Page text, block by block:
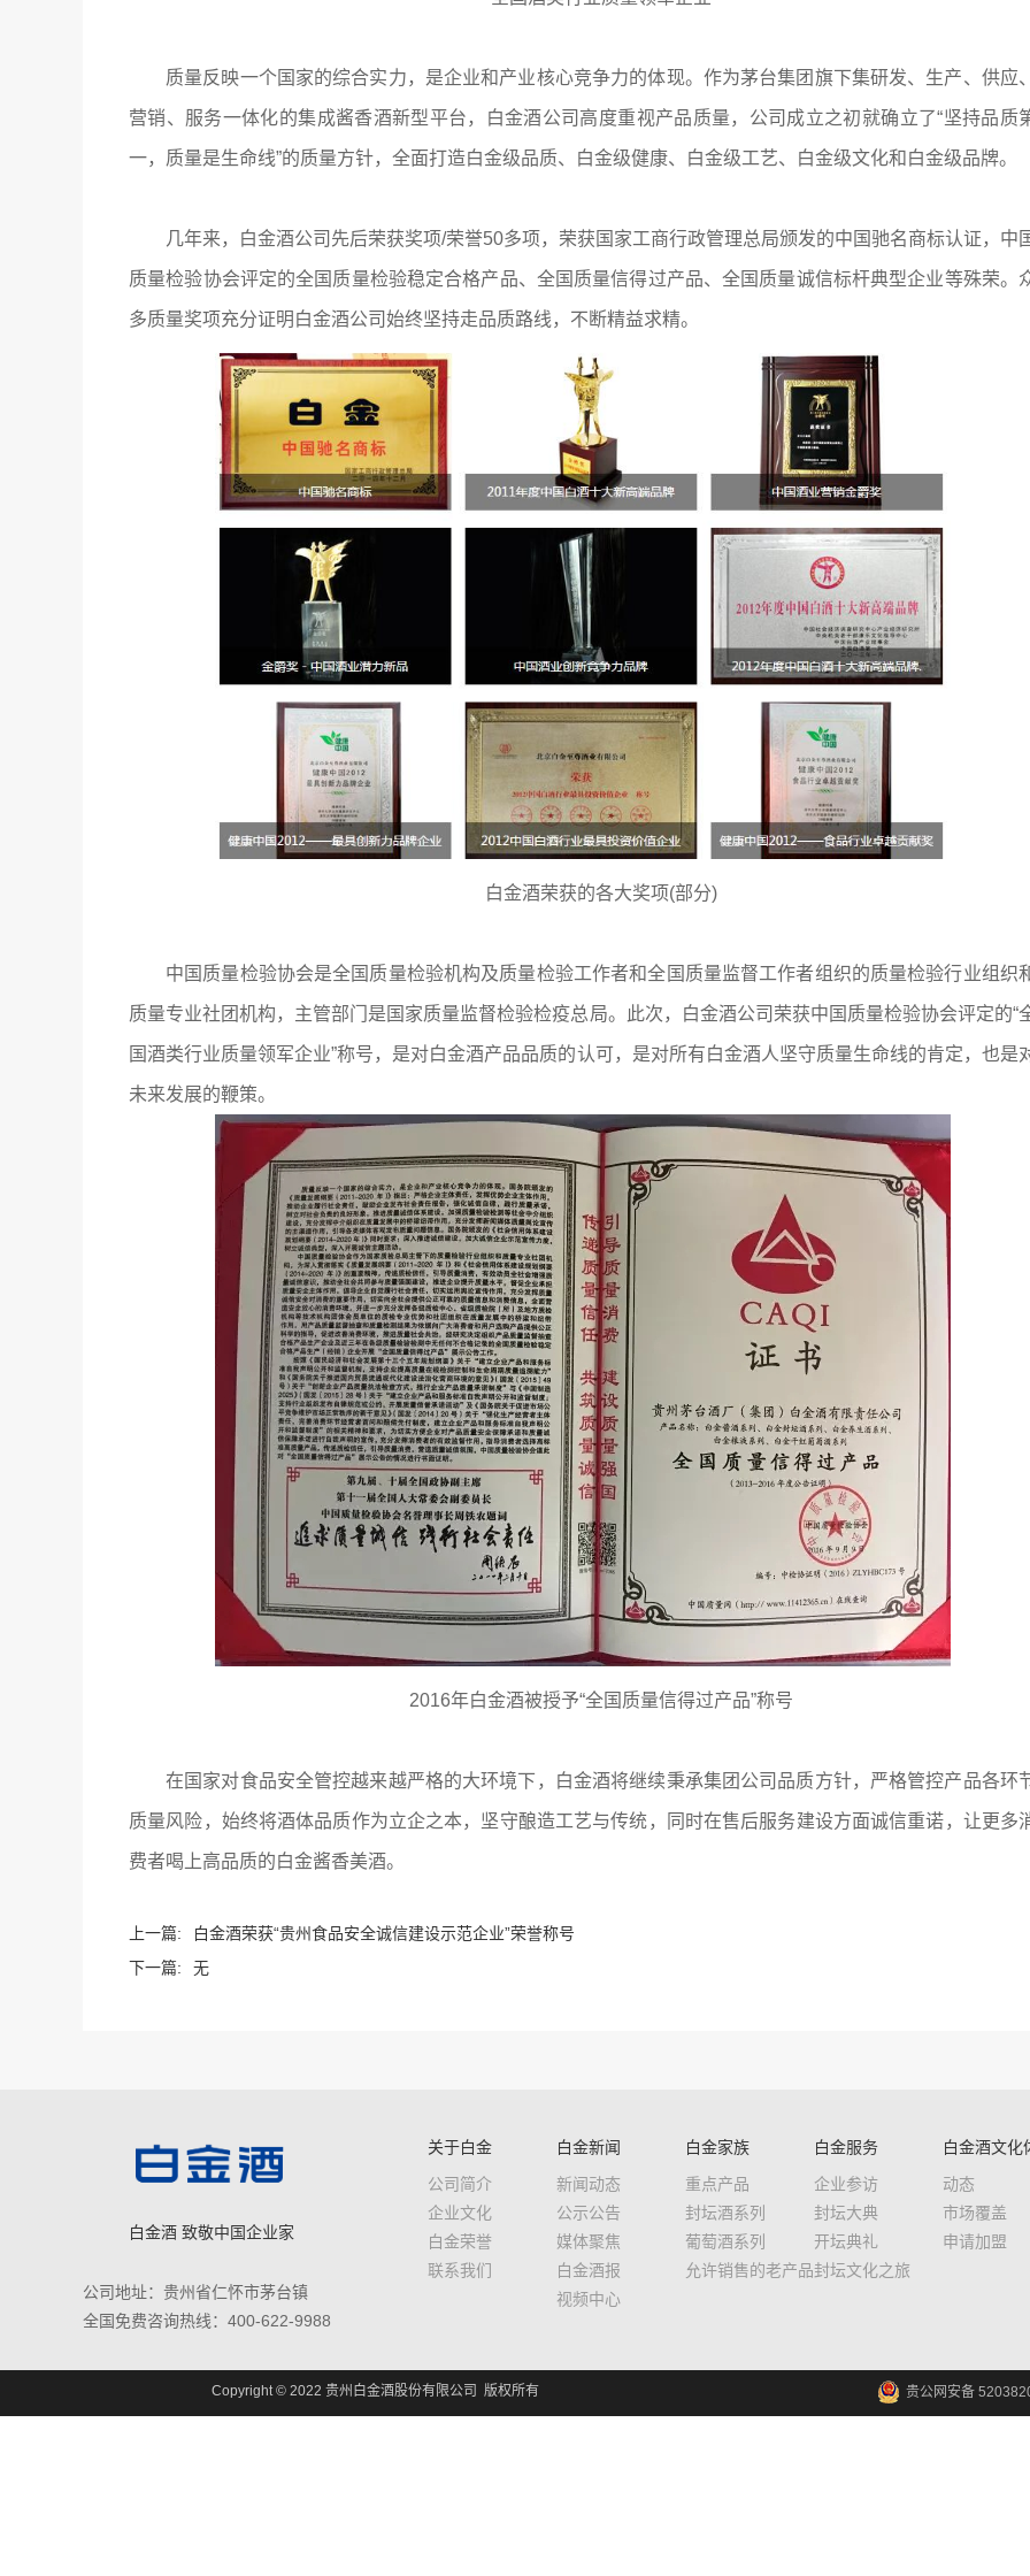
质量反映一个国家的综合实力，是企业和产业核心竞争力的体现。作为茅台集团旗下集研发、生产、供应
营销、服务一体化的集成酱香酒新型平台，白金酒公司高度重视产品质量，公司成立之初就确立了“坚持品质
一，质量是生命线”的质量方针，全面打造白金级品质、白金级健康、白金级工艺、白金级文化和白金级品牌。
几年来，白金酒公司先后荣获奖项/荣誉50多项，荣获国家工商行政管理总局颁发的中国驰名商标认证，中
质量检验协会评定的全国质量检验稳定合格产品、全国质量信得过产品、全国质量诚信标杆典型企业等殊荣。
多质量奖项充分证明白金酒公司始终坚持走品质路线，不断精益求精。
白金酒荣获的各大奖项(部分)
中国质量检验协会是全国质量检验机构及质量检验工作者和全国质量监督工作者组织的质量检验行业组织
质量专业社团机构，主管部门是国家质量监督检验检疫总局。此次，白金酒公司荣获中国质量检验协会评定的“
国酒类行业质量领军企业”称号，是对白金酒产品品质的认可，是对所有白金酒人坚守质量生命线的肯定，也是
未来发展的鞭策。
2016年白金酒被授予“全国质量信得过产品”称号
在国家对食品安全管控越来越严格的大环境下，白金酒将继续秉承集团公司品质方针，严格管控产品各环
质量风险，始终将酒体品质作为立企之本，坚守酿造工艺与传统，同时在售后服务建设方面诚信重诺，让更多
费者喝上高品质的白金酱香美酒。
上一篇:
白金酒荣获“贵州食品安全诚信建设示范企业”荣誉称号
下一篇:
无
白金酒 致敬中国企业家
公司地址：贵州省仁怀市茅台镇
全国免费咨询热线：400-622-9988
关于白金
公司简介
企业文化
白金荣誉
联系我们
白金新闻
新闻动态
公示公告
媒体聚焦
白金酒报
视频中心
白金家族
重点产品
封坛酒系列
葡萄酒系列
允许销售的老产品
白金服务
企业参访
封坛大典
开坛典礼
封坛文化之旅
白金酒文化
动态
市场覆盖
申请加盟
Copyright © 2022 贵州白金酒股份有限公司 版权所有 贵公网安备